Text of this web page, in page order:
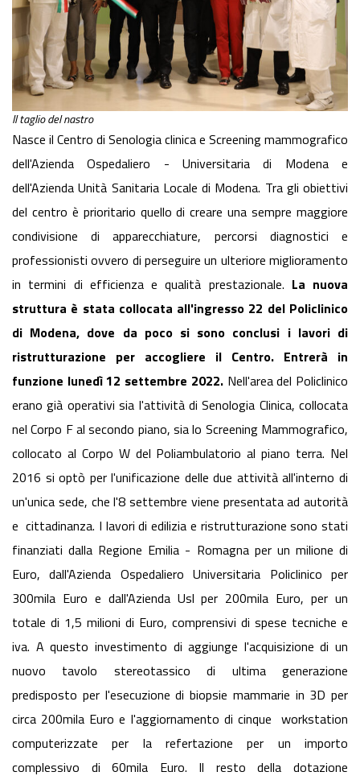
Il taglio del nastro
Nasce il Centro di Senologia clinica e Screening mammografico
dell'Azienda Ospedaliero - Universitaria di Modena e
dell'Azienda Unità Sanitaria Locale di Modena. Tra gli obiettivi
del centro è prioritario quello di creare una sempre maggiore
condivisione di apparecchiature, percorsi diagnostici e
professionisti ovvero di perseguire un ulteriore miglioramento
in termini di efficienza e qualità prestazionale. La nuova
struttura è stata collocata all'ingresso 22 del Policlinico
di Modena, dove da poco si sono conclusi i lavori di
ristrutturazione per accogliere il Centro. Entrerà in
funzione lunedì 12 settembre 2022. Nell'area del Policlinico
erano già operativi sia l'attività di Senologia Clinica, collocata
nel Corpo F al secondo piano, sia lo Screening Mammografico,
collocato al Corpo W del Poliambulatorio al piano terra. Nel
2016 si optò per l'unificazione delle due attività all'interno di
un'unica sede, che l'8 settembre viene presentata ad autorità
e cittadinanza. I lavori di edilizia e ristrutturazione sono stati
finanziati dalla Regione Emilia - Romagna per un milione di
Euro, dall'Azienda Ospedaliero Universitaria Policlinico per
300mila Euro e dall'Azienda Usl per 200mila Euro, per un
totale di 1,5 milioni di Euro, comprensivi di spese tecniche e
iva. A questo investimento di aggiunge l'acquisizione di un
nuovo tavolo stereotassico di ultima generazione
predisposto per l'esecuzione di biopsie mammarie in 3D per
circa 200mila Euro e l'aggiornamento di cinque workstation
computerizzate per la refertazione per un importo
complessivo di 60mila Euro. Il resto della dotazione